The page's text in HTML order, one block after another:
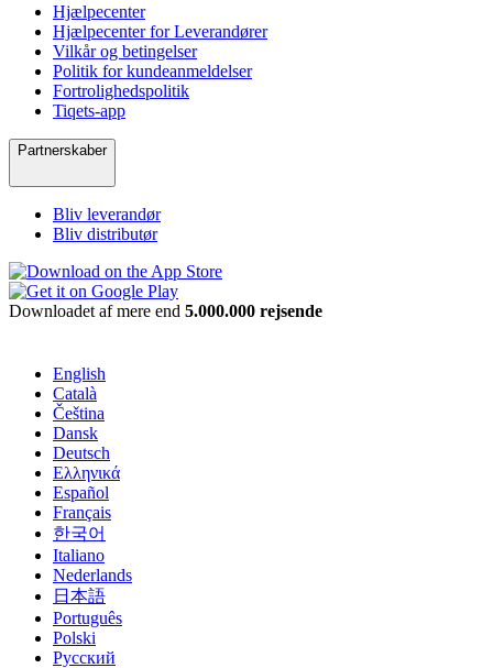
Hjælpecenter
Hjælpecenter for Leverandører
Vilkår og betingelser
Politik for kundeanmeldelser
Fortrolighedspolitik
Tiqets-app
Partnerskaber
Bliv leverandør
Bliv distributør
Downloadet af mere end 5.000.000 rejsende
English
Català
Čeština
Dansk
Deutsch
Ελληνικά
Español
Français
한국어
Italiano
Nederlands
日本語
Português
Polski
Русский